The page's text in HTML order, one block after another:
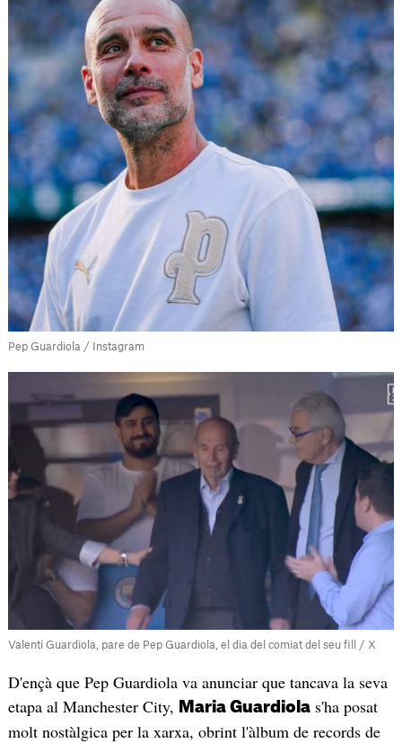
Pep Guardiola / Instagram
Valentí Guardiola, pare de Pep Guardiola, el dia del comiat del seu fill / X
D'ençà que Pep Guardiola va anunciar que tancava la seva
etapa al Manchester City,
Maria Guardiolas'ha posat
molt nostàlgica per la xarxa, obrint l'àlbum de records de